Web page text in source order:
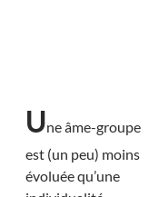
Une âme-groupe
est (un peu) moins
évoluée qu’une